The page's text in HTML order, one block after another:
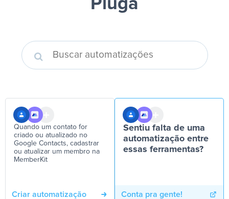
Pluga
Quando um contato for
criado ou atualizado no
Google Contacts, cadastrar
ou atualizar um membro na
MemberKit
Criar automatização
Sentiu falta de uma
automatização entre
essas ferramentas?
Conta pra gente!